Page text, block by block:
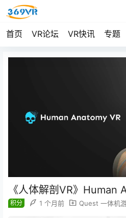
首页 VR论坛 VR快讯 专题
《人体解剖VR》Human
积分 1 个月前 Quest 一体机